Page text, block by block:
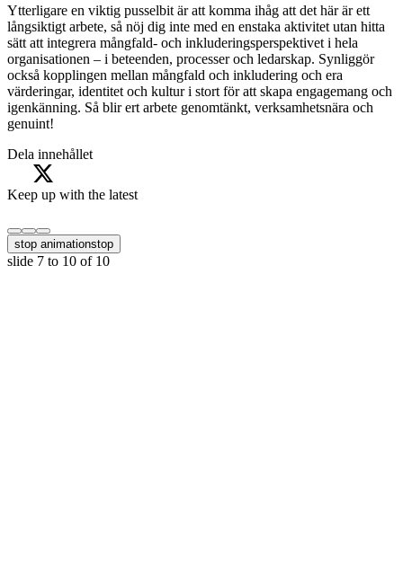
Ytterligare en viktig pusselbit är att komma ihåg att det här är ett
långsiktigt arbete, så nöj dig inte med en enstaka aktivitet utan hitta
sätt att integrera mångfald- och inkluderingsperspektivet i hela
organisationen – i beteenden, processer och ledarskap. Synliggör
också kopplingen mellan mångfald och inkludering och era
värderingar, identitet och kultur i stort för att skapa engagemang och
igenkänning. Så blir ert arbete genomtänkt, verksamhetsnära och
genuint!
Dela innehållet
Keep up with the latest
stop animationstop
slide 7 to 10 of 10